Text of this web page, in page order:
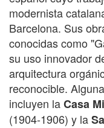
modernista
Barcelona. Sus
conocidas como
su uso innovador
arquitectura
reconocible.
incluyen laCasa
(1904-1906) y la